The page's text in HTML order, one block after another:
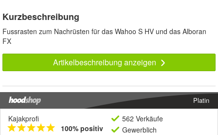
Kurzbeschreibung
Fussrasten zum Nachrüsten für das Wahoo S HV und das Alboran
FX
Artikelbeschreibung anzeigen
Platin
Kajakprofi
100% positiv
562 Verkäufe
Gewerblich